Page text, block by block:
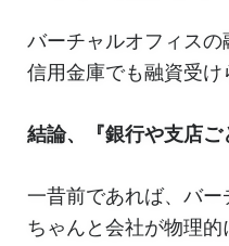
バーチャルオフィス
信用金庫でも融資受け
結論、『銀行や支店ご
一昔前であれば、バー
ちゃんと会社が物理